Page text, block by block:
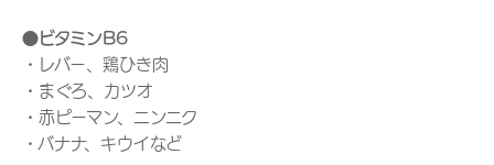
●ビタミンB6
・レバー、鶏ひき肉
・まぐろ、カツオ
・赤ピーマン、ニンニク
・バナナ、キウイなど